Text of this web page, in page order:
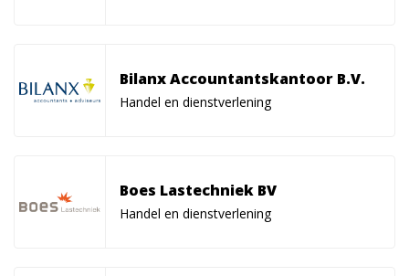
Bilanx Accountantskantoor B.V.
Handel en dienstverlening
Boes Lastechniek BV
Handel en dienstverlening